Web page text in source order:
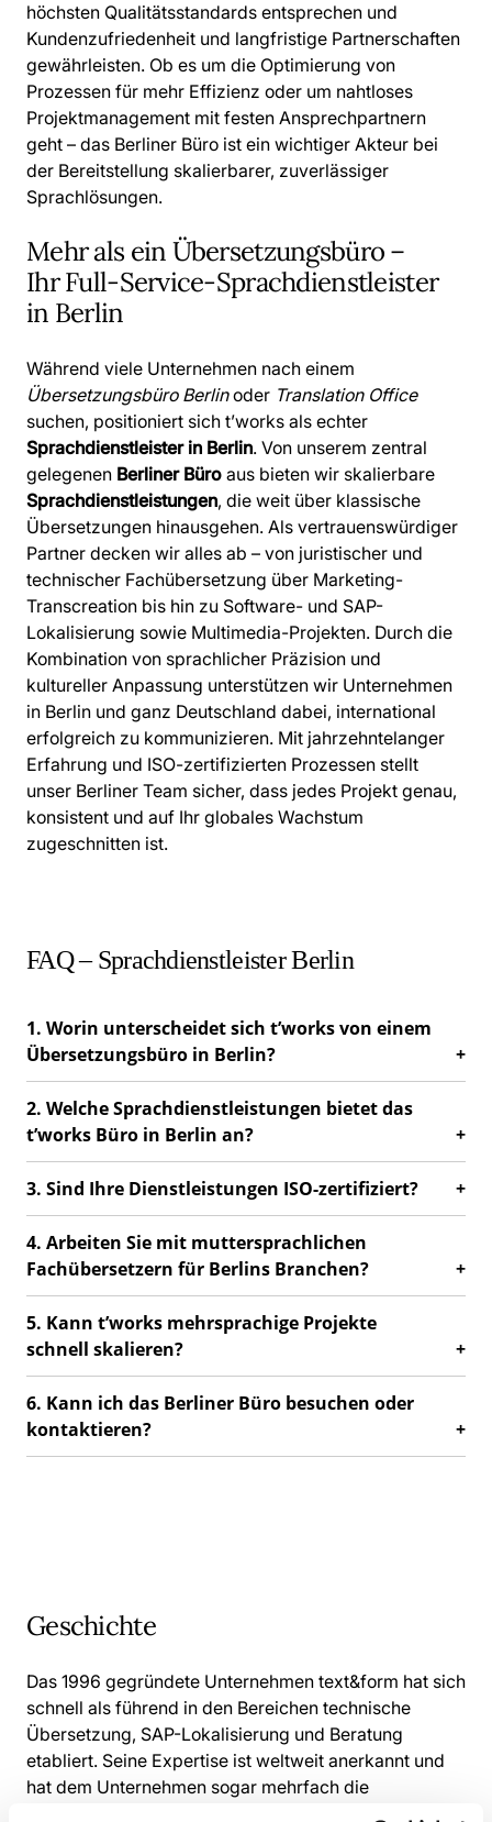
höchsten Qualitätsstandards entsprechen und
Kundenzufriedenheit und langfristige Partnerschaften
gewährleisten. Ob es um die Optimierung von
Prozessen für mehr Effizienz oder um nahtloses
Projektmanagement mit festen Ansprechpartnern
geht – das Berliner Büro ist ein wichtiger Akteur bei
der Bereitstellung skalierbarer, zuverlässiger
Sprachlösungen.
Mehr als ein Übersetzungsbüro –
Ihr Full-Service-Sprachdienstleister
in Berlin
Während viele Unternehmen nach einem
Übersetzungsbüro Berlinoder Translation Office
suchen, positioniert sich t’works als echter
Sprachdienstleister in Berlin. Von unserem zentral
gelegenen Berliner Büro aus bieten wir skalierbare
Sprachdienstleistungen, die weit über klassische
Übersetzungen hinausgehen. Als vertrauenswürdiger
Partner decken wir alles ab – von juristischer und
technischer Fachübersetzung über Marketing-
Transcreation bis hin zu Software- und SAP-
Lokalisierung sowie Multimedia-Projekten. Durch die
Kombination von sprachlicher Präzision und
kultureller Anpassung unterstützen wir Unternehmen
in Berlin und ganz Deutschland dabei, international
erfolgreich zu kommunizieren. Mit jahrzehntelanger
Erfahrung und ISO-zertifizierten Prozessen stellt
unser Berliner Team sicher, dass jedes Projekt genau,
konsistent und auf Ihr globales Wachstum
zugeschnitten ist.
FAQ – Sprachdienstleister Berlin
1. Worin unterscheidet sich t’works von einem
Übersetzungsbüro in Berlin?
2. Welche Sprachdienstleistungen bietet das
t’works Büro in Berlin an?
3. Sind Ihre Dienstleistungen ISO-zertifiziert?
4. Arbeiten Sie mit muttersprachlichen
Fachübersetzern für Berlins Branchen?
5. Kann t’works mehrsprachige Projekte
schnell skalieren?
6. Kann ich das Berliner Büro besuchen oder
kontaktieren?
Geschichte
Das 1996 gegründete Unternehmen text&form hat sich
schnell als führend in den Bereichen technische
Übersetzung, SAP-Lokalisierung und Beratung
etabliert. Seine Expertise ist weltweit anerkannt und
hat dem Unternehmen sogar mehrfach die